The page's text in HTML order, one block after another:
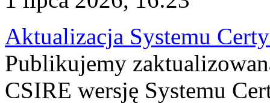
Aktualizacja Systemu
Publikujemy
CSIRE wersję Systemu